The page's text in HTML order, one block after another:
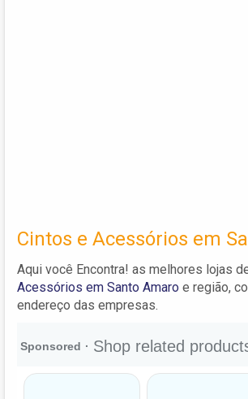
Cintos e Acessórios em
Aqui você Encontra! as melhores lojas
Acessórios em Santo Amaro e região,
endereço das empresas.